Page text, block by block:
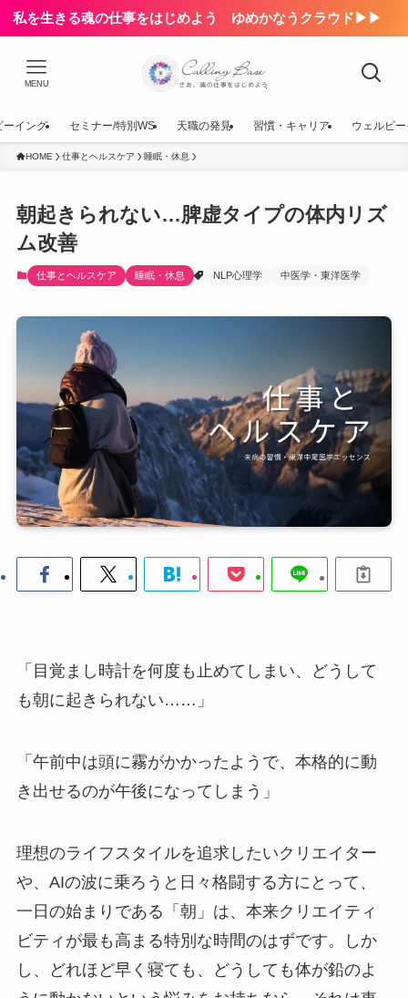
私を生きる魂の仕事をはじめよう ゆめかなうクラウド▶▶
MENU
ーイング セミナー/特別WS 天職の発見 習慣・キャリア ウェルビ
HOME 仕事とヘルスケア 睡眠・休息
朝起きられない…脾虚タイプの体内リズ
ム改善
仕事とヘルスケア 睡眠・休息 NLP心理学 中医学・東洋医学
「目覚まし時計を何度も止めてしまい、どうして
も朝に起きられない……」
「午前中は頭に霧がかかったようで、本格的に動
き出せるのが午後になってしまう」
理想のライフスタイルを追求したいクリエイター
や、AIの波に乗ろうと日々格闘する方にとって、
一日の始まりである「朝」は、本来クリエイティ
ビティが最も高まる特別な時間のはずです。しか
し、どれほど早く寝ても、どうしても体が鉛のよ